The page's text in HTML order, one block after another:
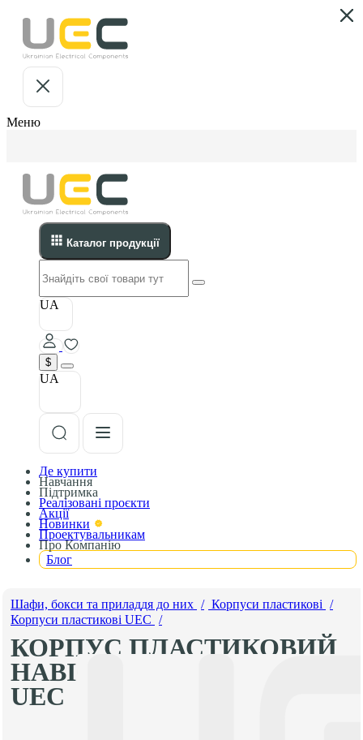
Меню
Каталог продукції
UA
$
UA
Де купити
Навчання
Підтримка
Реалізовані проєкти
Акції
Новинки
Проектувальникам
Про Компанію
Блог
Шафи, бокси та приладдя до них / Корпуси пластикові /
Корпуси пластикові UEC /
КОРПУС ПЛАСТИКОВИЙ
НАВІСНИЙ ЩМПП, IP65
UEC